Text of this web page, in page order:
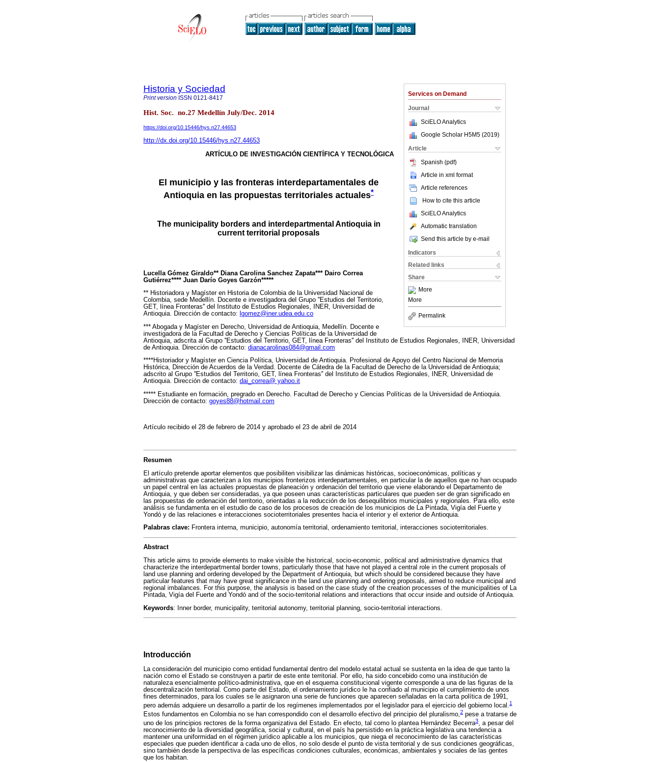
Services on Demand
Journal
SciELO Analytics
Google Scholar H5M5 (2019)
Article
Spanish (pdf)
Article in xml format
Article references
How to cite this article
SciELO Analytics
Automatic translation
Send this article by e-mail
Indicators
Related links
Share
More
More
Permalink
Historia y Sociedad
Print version ISSN 0121-8417
Hist. Soc. no.27 Medellín July/Dec. 2014
https://doi.org/10.15446/hys.n27.44653
http://dx.doi.org/10.15446/hys.n27.44653
ARTÍCULO DE INVESTIGACIÓN CIENTÍFICA Y TECNOLÓGICA
El municipio y las fronteras interdepartamentales de
Antioquia en las propuestas territoriales actuales*
The municipality borders and interdepartmental Antioquia in
current territorial proposals
Lucella Gómez Giraldo** Diana Carolina Sanchez Zapata*** Dairo Correa
Gutiérrez**** Juan Darío Goyes Garzón*****
** Historiadora y Magíster en Historia de Colombia de la Universidad Nacional de
Colombia, sede Medellín. Docente e investigadora del Grupo ''Estudios del Territorio,
GET, línea Fronteras'' del Instituto de Estudios Regionales, INER, Universidad de
Antioquia. Dirección de contacto: lgomez@iner.udea.edu.co
*** Abogada y Magíster en Derecho, Universidad de Antioquia, Medellín. Docente e
investigadora de la Facultad de Derecho y Ciencias Políticas de la Universidad de
Antioquia, adscrita al Grupo ''Estudios del Territorio, GET, línea Fronteras'' del Instituto de Estudios Regionales, INER, Universidad
de Antioquia. Dirección de contacto: dianacarolinas084@gmail.com
****Historiador y Magíster en Ciencia Política, Universidad de Antioquia. Profesional de Apoyo del Centro Nacional de Memoria
Histórica, Dirección de Acuerdos de la Verdad. Docente de Cátedra de la Facultad de Derecho de la Universidad de Antioquia;
adscrito al Grupo ''Estudios del Territorio, GET, línea Fronteras'' del Instituto de Estudios Regionales, INER, Universidad de
Antioquia. Dirección de contacto: dai_correa@ yahoo.it
***** Estudiante en formación, pregrado en Derecho. Facultad de Derecho y Ciencias Políticas de la Universidad de Antioquia.
Dirección de contacto: goyes88@hotmail.com
Artículo recibido el 28 de febrero de 2014 y aprobado el 23 de abril de 2014
Resumen
El artículo pretende aportar elementos que posibiliten visibilizar las dinámicas históricas, socioeconómicas, políticas y
administrativas que caracterizan a los municipios fronterizos interdepartamentales, en particular la de aquellos que no han ocupado
un papel central en las actuales propuestas de planeación y ordenación del territorio que viene elaborando el Departamento de
Antioquia, y que deben ser consideradas, ya que poseen unas características particulares que pueden ser de gran significado en
las propuestas de ordenación del territorio, orientadas a la reducción de los desequilibrios municipales y regionales. Para ello, este
análisis se fundamenta en el estudio de caso de los procesos de creación de los municipios de La Pintada, Vigía del Fuerte y
Yondó y de las relaciones e interacciones socioterritoriales presentes hacia el interior y el exterior de Antioquia.
Palabras clave: Frontera interna, municipio, autonomía territorial, ordenamiento territorial, interacciones socioterritoriales.
Abstract
This article aims to provide elements to make visible the historical, socio-economic, political and administrative dynamics that
characterize the interdepartmental border towns, particularly those that have not played a central role in the current proposals of
land use planning and ordering developed by the Department of Antioquia, but which should be considered because they have
particular features that may have great significance in the land use planning and ordering proposals, aimed to reduce municipal and
regional imbalances. For this purpose, the analysis is based on the case study of the creation processes of the municipalities of La
Pintada, Vigía del Fuerte and Yondó and of the socio-territorial relations and interactions that occur inside and outside of Antioquia.
Keywords: Inner border, municipality, territorial autonomy, territorial planning, socio-territorial interactions.
Introducción
La consideración del municipio como entidad fundamental dentro del modelo estatal actual se sustenta en la idea de que tanto la
nación como el Estado se construyen a partir de este ente territorial. Por ello, ha sido concebido como una institución de
naturaleza esencialmente político-administrativa, que en el esquema constitucional vigente corresponde a una de las figuras de la
descentralización territorial. Como parte del Estado, el ordenamiento jurídico le ha confiado al municipio el cumplimiento de unos
fines determinados, para los cuales se le asignaron una serie de funciones que aparecen señaladas en la carta política de 1991,
pero además adquiere un desarrollo a partir de los regímenes implementados por el legislador para el ejercicio del gobierno local.1
Estos fundamentos en Colombia no se han correspondido con el desarrollo efectivo del principio del pluralismo,2 pese a tratarse de
uno de los principios rectores de la forma organizativa del Estado. En efecto, tal como lo plantea Hernández Becerra3, a pesar del
reconocimiento de la diversidad geográfica, social y cultural, en el país ha persistido en la práctica legislativa una tendencia a
mantener una uniformidad en el régimen jurídico aplicable a los municipios, que niega el reconocimiento de las características
especiales que pueden identificar a cada uno de ellos, no solo desde el punto de vista territorial y de sus condiciones geográficas,
sino también desde la perspectiva de las específicas condiciones culturales, económicas, ambientales y sociales de las gentes
que los habitan.